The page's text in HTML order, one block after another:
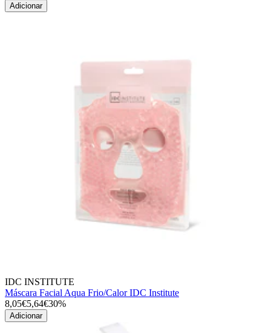
Adicionar
IDC INSTITUTE
Máscara Facial Aqua Frio/Calor IDC Institute
8,05€5,64€30%
Adicionar